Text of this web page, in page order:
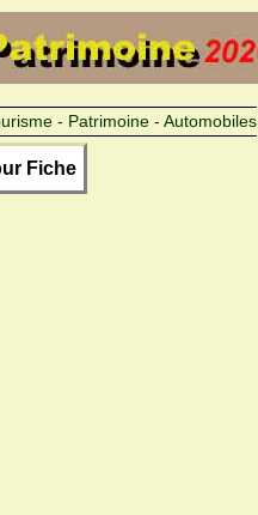
- Patrimoine - Automobiles
Fiche